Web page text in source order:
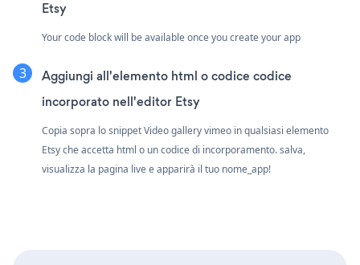
Etsy
Your code block will be available once you create your app
Aggiungi all'elemento html o codice codice
incorporato nell'editor Etsy
Copia sopra lo snippet Video gallery vimeo in qualsiasi elemento
Etsy che accetta html o un codice di incorporamento. salva,
visualizza la pagina live e apparirà il tuo nome_app!